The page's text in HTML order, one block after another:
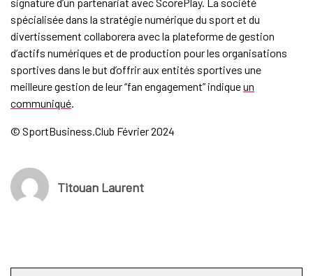
spécialisée dans la stratégie numérique du sport et du
divertissement collaborera avec la plateforme de gestion
d’actifs numériques et de production pour les organisations
sportives dans le but d’offrir aux entités sportives une
meilleure gestion de leur “fan engagement” indiqueun
communiqué.
© SportBusiness.Club Février 2024
Titouan Laurent